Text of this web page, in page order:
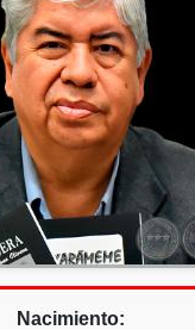
Nacimiento: